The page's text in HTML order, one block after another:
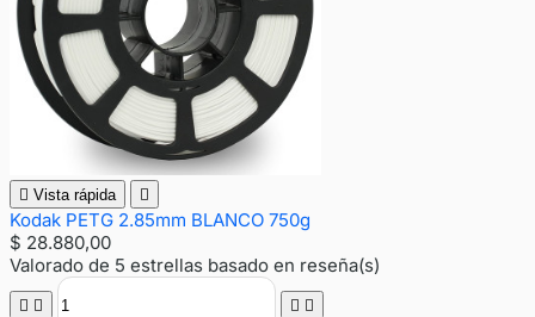
 Vista rápida 
Kodak PETG 2.85mm BLANCO 750g
$ 28.880,00
Valorado de 5 estrellas basado en reseña(s)
   